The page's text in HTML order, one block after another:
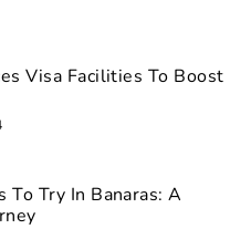
Visa Facilities To Boost
To Try In Banaras: A